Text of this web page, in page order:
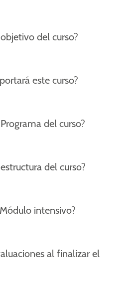
del curso?
este curso?
del curso?
del curso?
intensivo?
al finalizar el